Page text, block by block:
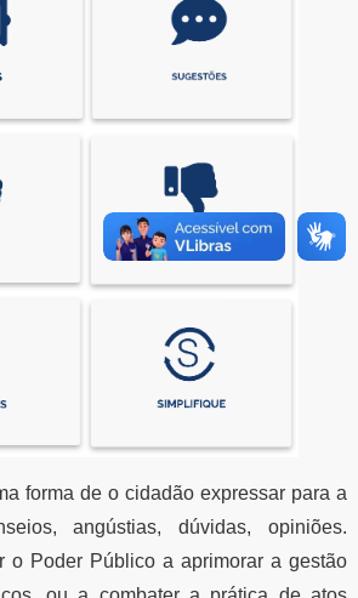
forma de o cidadão expressar para a
angústias, dúvidas, opiniões.
o Poder Público a aprimorar a gestão